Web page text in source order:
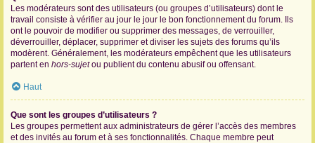
Les modérateurs sont des utilisateurs (ou groupes d’utilisateurs) dont le
travail consiste à vérifier au jour le jour le bon fonctionnement du forum. Ils
ont le pouvoir de modifier ou supprimer des messages, de verrouiller,
déverrouiller, déplacer, supprimer et diviser les sujets des forums qu’ils
modèrent. Généralement, les modérateurs empêchent que les utilisateurs
partent en hors-sujetou publient du contenu abusif ou offensant.
Haut
Que sont les groupes d’utilisateurs ?
Les groupes permettent aux administrateurs de gérer l’accès des membres
et des invités au forum et à ses fonctionnalités. Chaque membre peut